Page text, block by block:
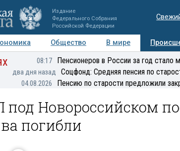
Издание
Федерального Собрания
Российской Федерации
Общество В мире
Мнения Регионы Медиацентр
08:17 Пенсионеров в России за год стало
два дня назад Соцфонд: Средняя пенсия по
04.08.2026 Пенсию по старости предложили
Новороссийском
погибли